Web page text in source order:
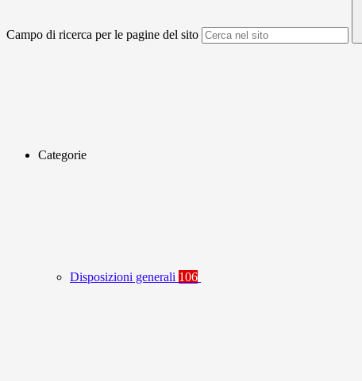
Campo di ricerca per le pagine del sito
Categorie
Disposizioni generali 106